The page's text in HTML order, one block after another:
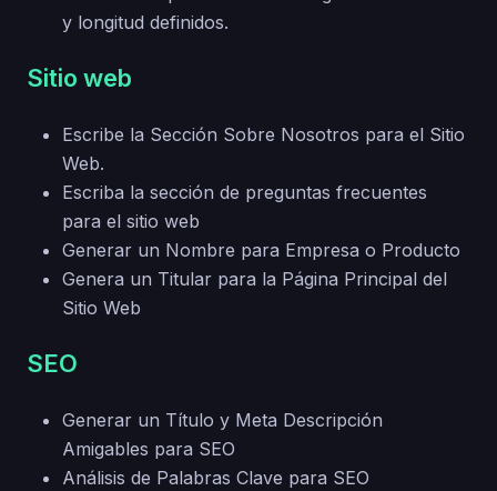
y longitud definidos.
Sitio web
Escribe la Sección Sobre Nosotros para el Sitio
Web.
Escriba la sección de preguntas frecuentes
para el sitio web
Generar un Nombre para Empresa o Producto
Genera un Titular para la Página Principal del
Sitio Web
SEO
Generar un Título y Meta Descripción
Amigables para SEO
Análisis de Palabras Clave para SEO